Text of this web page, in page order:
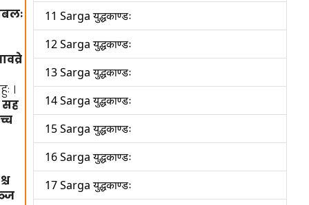
।
सह
11 Sarga युद्धकाण्डः
12 Sarga युद्धकाण्डः
13 Sarga युद्धकाण्डः
14 Sarga युद्धकाण्डः
15 Sarga युद्धकाण्डः
16 Sarga युद्धकाण्डः
17 Sarga युद्धकाण्डः